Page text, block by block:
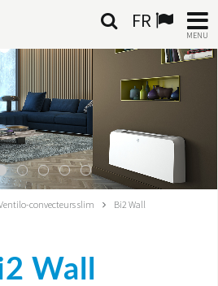
FR
MENU
convecteurs slim Bi2 Wall
Wall